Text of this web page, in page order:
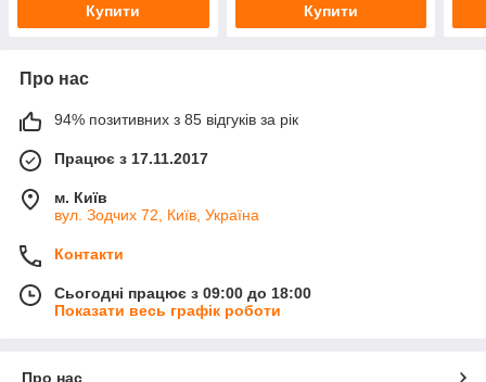
Купити Купити
Про нас
94% позитивних з 85 відгуків за рік
Працює з 17.11.2017
м. Київ
вул. Зодчих 72, Київ, Україна
Контакти
Сьогодні працює з 09:00 до 18:00
Показати весь графік роботи
Про нас